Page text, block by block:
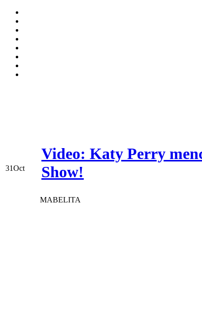
31Oct
Video: Katy Perry
Show!
MABELITA